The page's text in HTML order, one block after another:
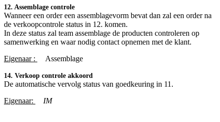
12. Assemblage controle
Wanneer een order een assemblagevorm bevat dan zal een order na
de verkoopcontrole status in 12. komen.
In deze status zal team assemblage de producten controleren op
samenwerking en waar nodig contact opnemen met de klant.
Eigenaar :
​Assemblage
14. Verkoop controle akkoord
De automatische vervolg status van goedkeuring in 11.
Eigenaar:
IM